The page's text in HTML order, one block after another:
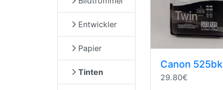
Canon 525bk
29.80€
Entwickler
Papier
Tinten